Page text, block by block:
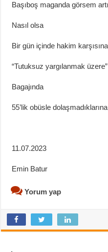
Başıboş maganda görsem
Nasıl olsa
Bir gün içinde hakim
“Tutuksuz yargılanmak
Bagajında
55’lik obüsle
11.07.2023
Emin Batur
Yorum yap